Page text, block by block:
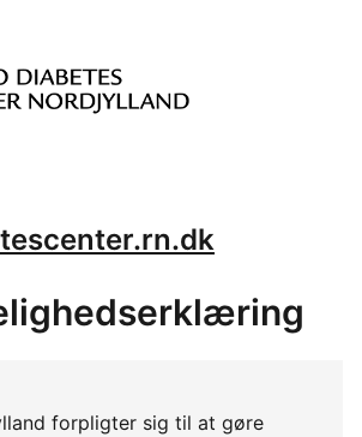
forpligter sig til at gøre